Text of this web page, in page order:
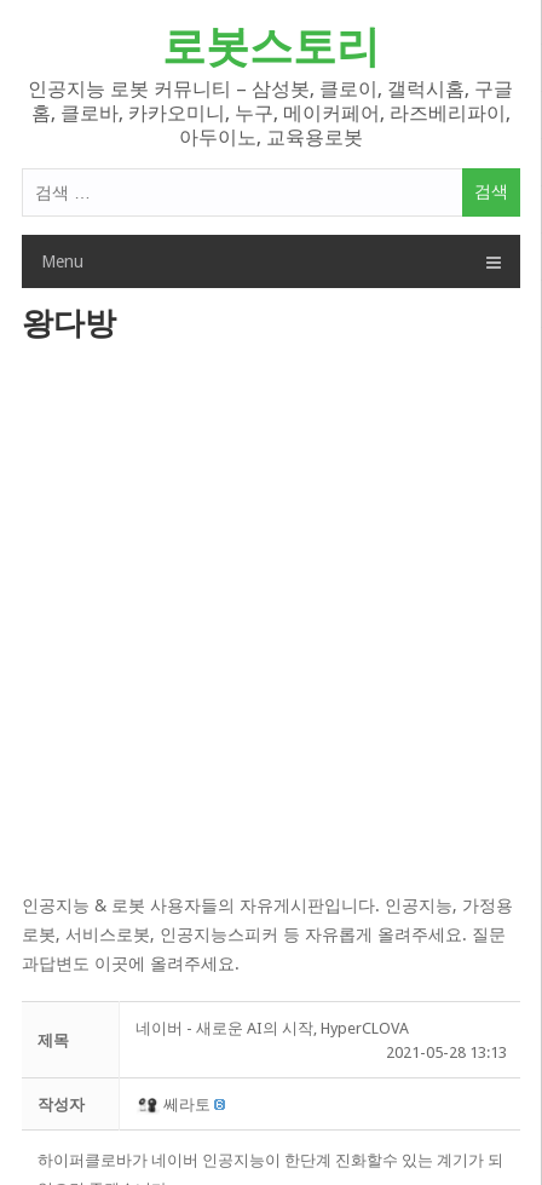
로봇스토리
인공지능 로봇 커뮤니티 – 삼성봇, 클로이, 갤럭시홈, 구글
홈, 클로바, 카카오미니, 누구, 메이커페어, 라즈베리파이,
아두이노, 교육용로봇
색
Menu
왕다방
인공지능 & 로봇 사용자들의 자유게시판입니다. 인공지능, 가정용
로봇, 서비스로봇, 인공지능스피커 등 자유롭게 올려주세요. 질문
과답변도 이곳에 올려주세요.
제목
네이버 - 새로운 AI의 시작, HyperCLOVA
2021-05-28 13:13
작성자 쎄라토
하이퍼클로바가 네이버 인공지능이 한단계 진화할수 있는 계기가 되